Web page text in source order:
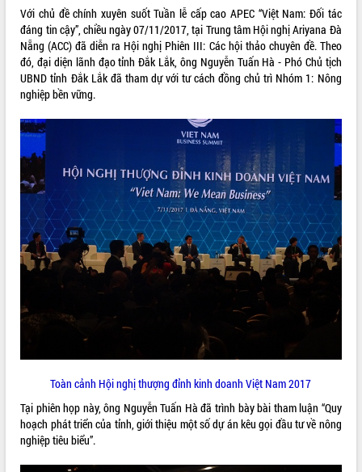
SỞ, BAN, NGÀNH
UBND CÁC XÃ, PHƯỜNG
THÔNG TIN CHỈ ĐẠO ĐIỀU HÀNH
VĂN BẢN HĐND TỈNH
ĐIỂM TIN VĂN BẢN
QUY HOẠCH - KẾ HOẠCH
Với chủ đề chính xuyên suốt Tuần lễ cấp cao APEC “Việt Nam: Đối tác
đáng tin cậy”, chiều ngày 07/11/2017, tại Trung tâm Hội nghị Ariyana Đà
Nẵng (ACC) đã diễn ra Hội nghị Phiên III: Các hội thảo chuyên đề. Theo
đó, đại diện lãnh đạo tỉnh Đắk Lắk, ông Nguyễn Tuấn Hà - Phó Chủ tịch
UBND tỉnh Đắk Lắk đã tham dự với tư cách đồng chủ trì Nhóm 1: Nông
nghiệp bền vững.
Toàn cảnh Hội nghị thượng đỉnh kinh doanh Việt Nam 2017
Tại phiên họp này, ông Nguyễn Tuấn Hà đã trình bày bài tham luận “Quy
hoạch phát triển của tỉnh, giới thiệu một số dự án kêu gọi đầu tư về nông
nghiệp tiêu biểu”.